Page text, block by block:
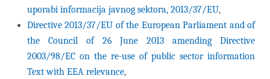
uporabi informacija javnog sektora, 2013/37/EU,
Directive 2013/37/EU of the European Parliament and of
the Council of 26 June 2013 amending Directive
2003/98/EC on the re-use of public sector information
Text with EEA relevance,